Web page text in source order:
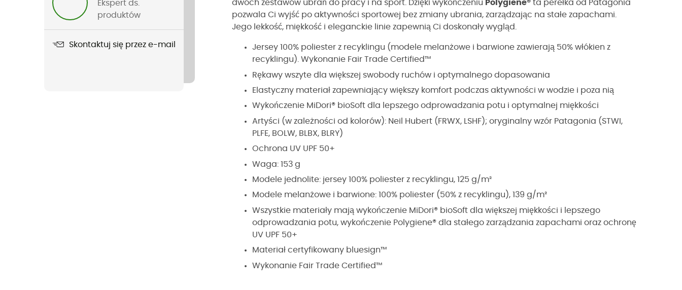
Ekspert ds.
produktów
Skontaktuj się przez e-mail
dwóch zestawów ubrań do pracy i na sport. Dzięki wykończeniu Polygiene® ta perełka od Patagonia
pozwala Ci wyjść po aktywności sportowej bez zmiany ubrania, zarządzając na stałe zapachami.
Jego lekkość, miękkość i eleganckie linie zapewnią Ci doskonały wygląd.
Jersey 100% poliester z recyklingu (modele melanżowe i barwione zawierają 50% włókien z
recyklingu). Wykonanie Fair Trade Certified™
Rękawy wszyte dla większej swobody ruchów i optymalnego dopasowania
Elastyczny materiał zapewniający większy komfort podczas aktywności w wodzie i poza nią
Wykończenie MiDori® bioSoft dla lepszego odprowadzania potu i optymalnej miękkości
Artyści (w zależności od kolorów): Neil Hubert (FRWX, LSHF); oryginalny wzór Patagonia (STWI,
PLFE, BOLW, BLBX, BLRY)
Ochrona UV UPF 50+
Waga: 153 g
Modele jednolite: jersey 100% poliester z recyklingu, 125 g/m²
Modele melanżowe i barwione: 100% poliester (50% z recyklingu), 139 g/m²
Wszystkie materiały mają wykończenie MiDori® bioSoft dla większej miękkości i lepszego
odprowadzania potu, wykończenie Polygiene® dla stałego zarządzania zapachami oraz ochronę
UV UPF 50+
Materiał certyfikowany bluesign™
Wykonanie Fair Trade Certified™